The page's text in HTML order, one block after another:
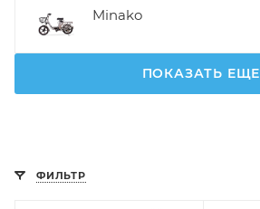
Minako
ПОКАЗАТЬ ЕЩЕ
ФИЛЬТР